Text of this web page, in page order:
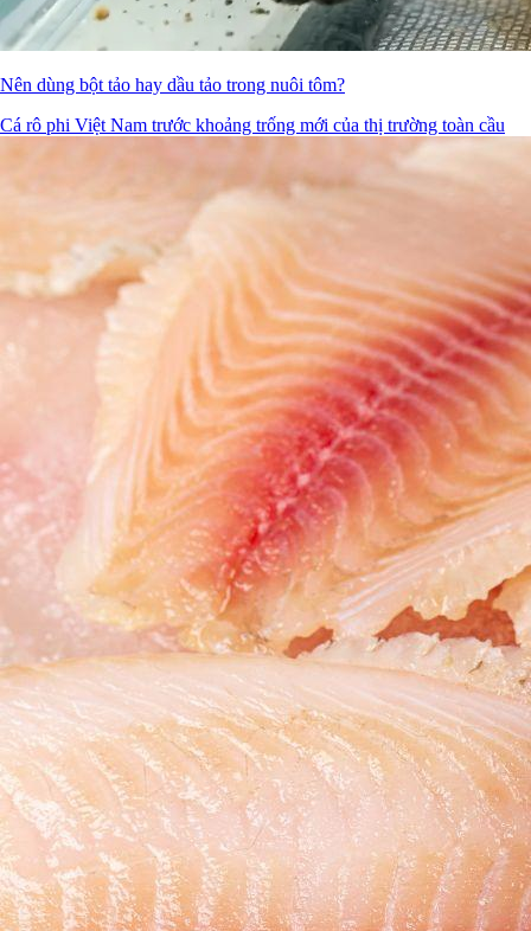
Nên dùng bột tảo hay dầu tảo trong nuôi tôm?
Cá rô phi Việt Nam trước khoảng trống mới của thị trường toàn cầu